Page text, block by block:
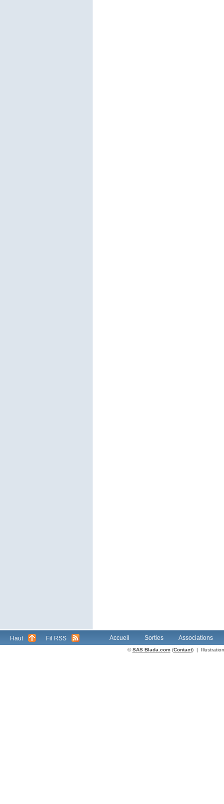
Haut Fil RSS Accueil Sorties Associations
©SAS Blada.com(Contact) |